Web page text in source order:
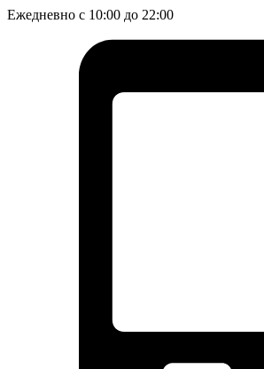
Ежедневно с 10:00 до 22:00